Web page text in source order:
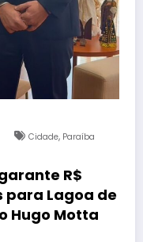
Cidade, Paraíba
R$
para Lagoa de
Hugo Motta